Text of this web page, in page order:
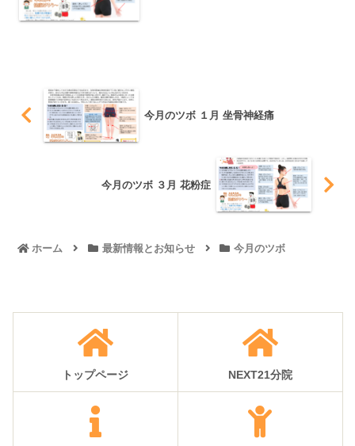
今月のツボ １月 坐骨神経痛
今月のツボ ３月 花粉症
ホーム 最新情報とお知らせ 今月のツボ
トップページ NEXT21分院